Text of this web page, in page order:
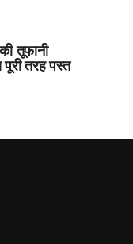
तूफानी
तरह पस्त